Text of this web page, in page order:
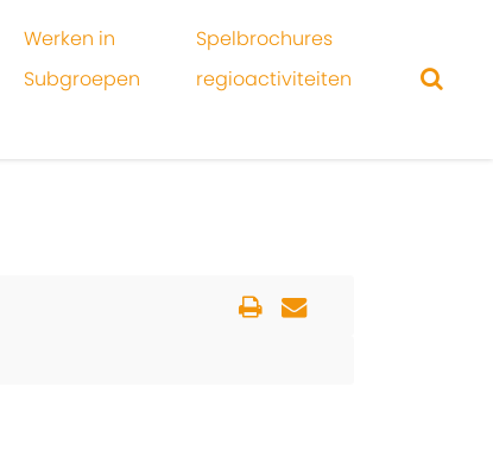
Werken in
Subgroepen
Spelbrochures
regioactiviteiten